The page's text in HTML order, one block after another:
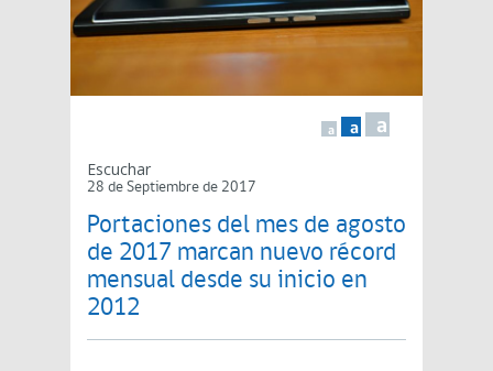
a a a
Escuchar
28 de Septiembre de 2017
Portaciones del mes de agosto
de 2017 marcan nuevo récord
mensual desde su inicio en
2012